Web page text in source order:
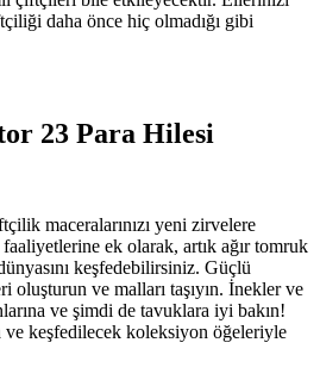
daha önce hiç olmadığı gibi
23 Para Hilesi
maceralarınızı yeni zirvelere
ek olarak, artık ağır tomruk
keşfedebilirsiniz. Güçlü
oluşturun ve malları taşıyın. İnekler ve
ve şimdi de tavuklara iyi bakın!
keşfedilecek koleksiyon öğeleriyle